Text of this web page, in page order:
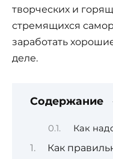
творческих и
стремящихся
заработать
деле.
Содержание
Как
Как